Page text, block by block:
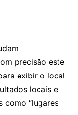
precisão este
exibir o local
locais e
como “lugares